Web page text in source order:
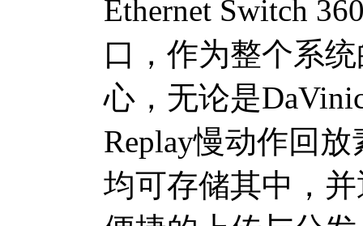
Ethernet Switch
口，作为整个系
心，无论是
Replay慢动作回
均可存储其中，